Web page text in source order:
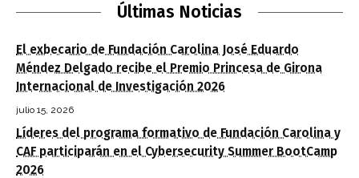
Últimas Noticias
El exbecario de Fundación Carolina José Eduardo
Méndez Delgado recibe el Premio Princesa de Girona
Internacional de Investigación 2026
julio 15, 2026
Líderes del programa formativo de Fundación Carolina y
CAF participarán en el Cybersecurity Summer BootCamp
2026